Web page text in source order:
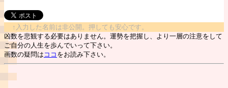
↑入力した名前は非公開。押しても安心です。
凶数を悲観する必要はありません。運勢を把握し、より一層の注意をして
ご自分の人生を歩んでいって下さい。
画数の疑問は ココ をお読み下さい。